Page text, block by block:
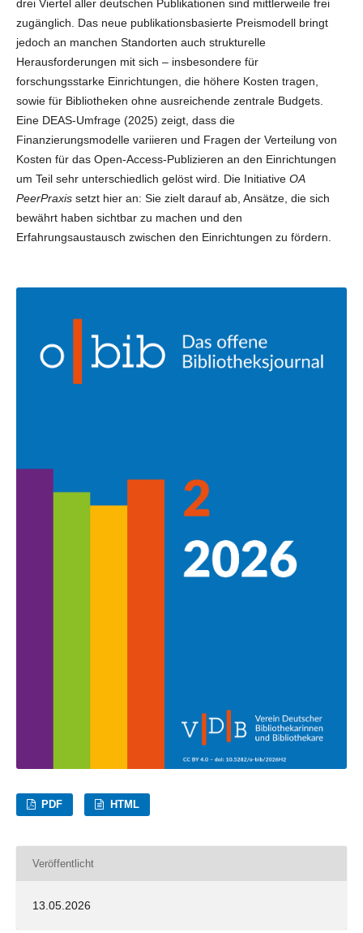
drei Viertel aller deutschen Publikationen sind mittlerweile frei
zugänglich. Das neue publikationsbasierte Preismodell bringt
jedoch an manchen Standorten auch strukturelle
Herausforderungen mit sich – insbesondere für
forschungsstarke Einrichtungen, die höhere Kosten tragen,
sowie für Bibliotheken ohne ausreichende zentrale Budgets.
Eine DEAS-Umfrage (2025) zeigt, dass die
Finanzierungsmodelle variieren und Fragen der Verteilung von
Kosten für das Open-Access-Publizieren an den Einrichtungen
um Teil sehr unterschiedlich gelöst wird. Die Initiative OA
PeerPraxissetzt hier an: Sie zielt darauf ab, Ansätze, die sich
bewährt haben sichtbar zu machen und den
Erfahrungsaustausch zwischen den Einrichtungen zu fördern.
PDF HTML
Veröffentlicht
13.05.2026